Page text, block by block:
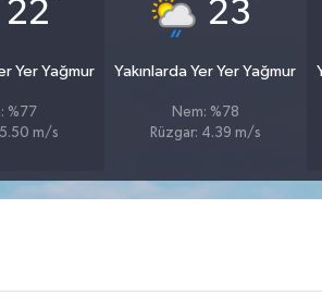
22
Yer Yağmur
%77
5.50 m/s
23
Yakınlarda Yer Yer Yağmur
Nem: %78
Rüzgar: 4.39 m/s